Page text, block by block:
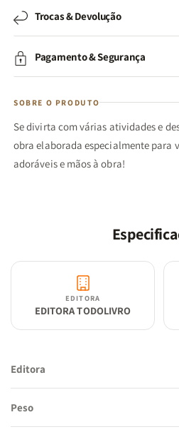
Trocas & Devolução
Pagamento & Segurança
SOBRE O PRODUTO
Se divirta com várias atividades e
obra elaborada especialmente para
adoráveis e mãos à obra!
EDITORA
EDITORA TODOLIVRO
Editora
Peso